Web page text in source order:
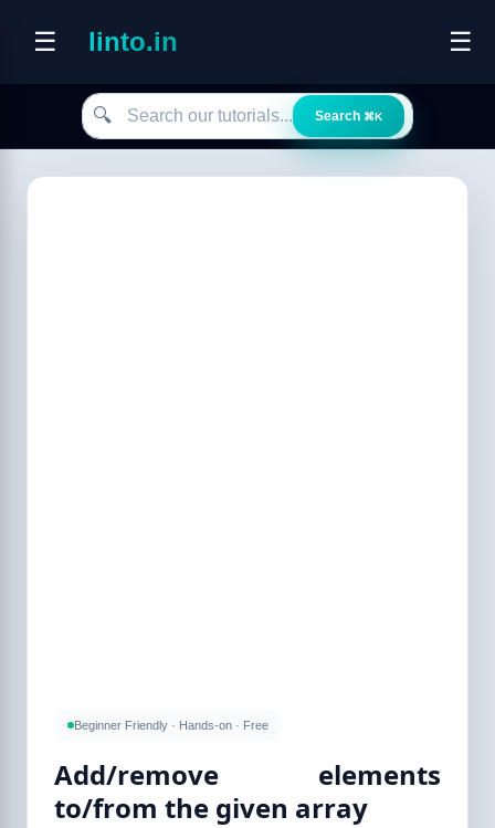
☰ linto.in ☰
Search our tutorials
🔍 Search ⌘K
Beginner Friendly · Hands-on · Free
Add/remove elements
to/from the given array